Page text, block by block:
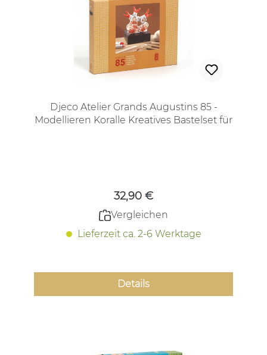
Djeco Atelier Grands Augustins 85 -
Modellieren Koralle Kreatives Bastelset für
32,90 €
Vergleichen
Lieferzeit ca. 2-6 Werktage
Details